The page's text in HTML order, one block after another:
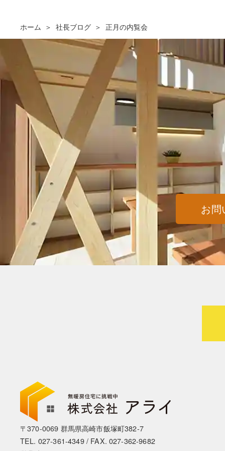
ホーム 社長ブログ 正月の内覧会
お問
〒370-0069 群馬県高崎市飯塚町382-7
TEL. 027-361-4349/ FAX. 027-362-9682